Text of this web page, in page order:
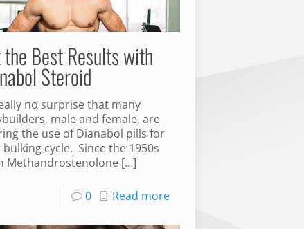
Best Results with
Steroid
no surprise that many
male and female, are
the use of Dianabol pills for
cycle. Since the 1950s
Methandrostenolone[…]
0 Read more